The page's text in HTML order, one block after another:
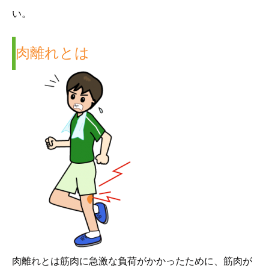
い。
肉離れとは
肉離れとは筋肉に急激な負荷がかかったために、筋肉が